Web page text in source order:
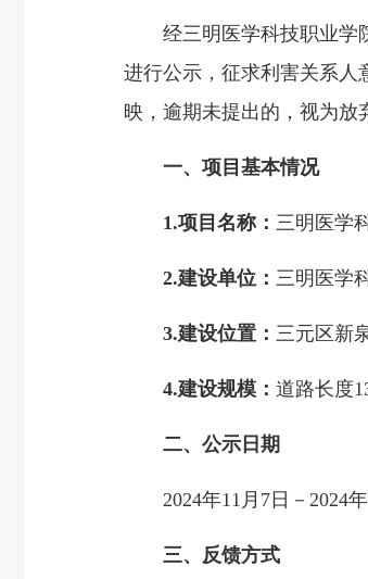
经三明医学科技职业学院
进行公示，征求利害关系人
映，逾期未提出的，视为放
一、项目基本情况
1.项目名称： 三明医学
2.建设单位： 三明医学
3.建设位置： 三元区新
4.建设规模 ： 道路长度
二、公示日期
2024年11月7日－2024年
三、反馈方式